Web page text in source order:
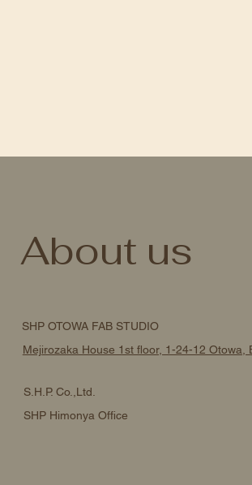
SHP OTOWA FAB STUDIO
Mejirozaka House 1st floor, 1-24-12 Otowa,
S.H.P. Co.,Ltd.
SHP Himonya Office
About us